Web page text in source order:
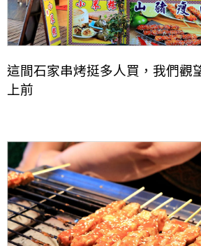
這間石家串烤挺多人買，我們觀
上前